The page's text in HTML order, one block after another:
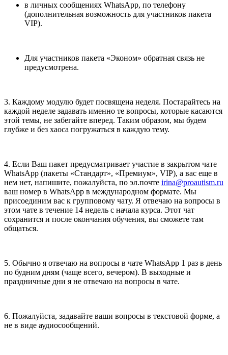
в личных сообщениях WhatsApp, по телефону
(дополнительная возможность для участников пакета
VIP).
Для участников пакета «Эконом» обратная связь не
предусмотрена.
3. Каждому модулю будет посвящена неделя. Постарайтесь на
каждой неделе задавать именно те вопросы, которые касаются
этой темы, не забегайте вперед. Таким образом, мы будем
глубже и без хаоса погружаться в каждую тему.
4. Если Ваш пакет предусматривает участие в закрытом чате
WhatsApp (пакеты «Стандарт», «Премиум», VIP), а вас еще в
нем нет, напишите, пожалуйста, по эл.почте irina@proautism.ru
ваш номер в WhatsApp в международном формате. Мы
присоединим вас к групповому чату. Я отвечаю на вопросы в
этом чате в течение 14 недель с начала курса. Этот чат
сохранится и после окончания обучения, вы сможете там
общаться.
5. Обычно я отвечаю на вопросы в чате WhatsApp 1 раз в день
по будним дням (чаще всего, вечером). В выходные и
праздничные дни я не отвечаю на вопросы в чате.
6. Пожалуйста, задавайте ваши вопросы в текстовой форме, а
не в виде аудиосообщений.